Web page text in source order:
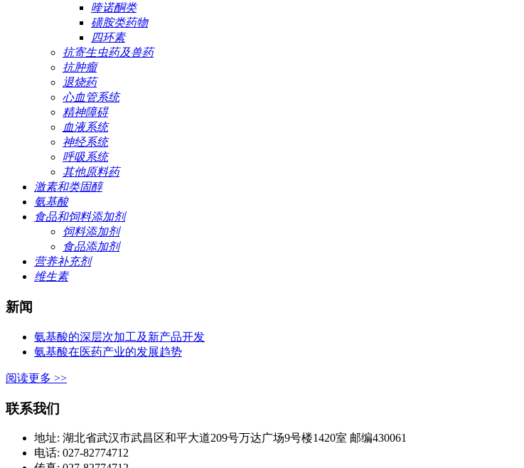
喹诺酮类
磺胺类药物
四环素
抗寄生虫药及兽药
抗肿瘤
退烧药
心血管系统
精神障碍
血液系统
神经系统
呼吸系统
其他原料药
激素和类固醇
氨基酸
食品和饲料添加剂
饲料添加剂
食品添加剂
营养补充剂
维生素
新闻
氨基酸的深层次加工及新产品开发
氨基酸在医药产业的发展趋势
阅读更多 >>
联系我们
地址: 湖北省武汉市武昌区和平大道209号万达广场9号楼1420室 邮编430061
电话: 027-82774712